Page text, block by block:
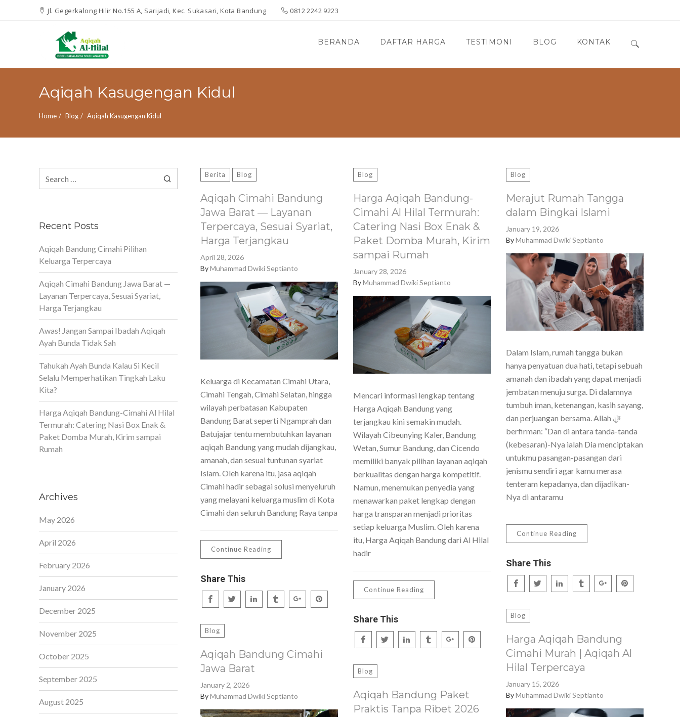
Jl. Gegerkalong Hilir No.155 A, Sarijadi, Kec. Sukasari, Kota Bandung 0812 2242 9223
BERANDA DAFTAR HARGA TESTIMONI BLOG KONTAK
Aqiqah Kasugengan Kidul
Home Blog Aqiqah Kasugengan Kidul
Berita Blog
Aqiqah Cimahi Bandung
Jawa Barat — Layanan
Terpercaya, Sesuai Syariat,
Harga Terjangkau
April 28, 2026
ByMuhammad Dwiki Septianto
Keluarga di Kecamatan Cimahi Utara,
Cimahi Tengah, Cimahi Selatan, hingga
wilayah perbatasan Kabupaten
Bandung Barat seperti Ngamprah dan
Batujajar tentu membutuhkan layanan
aqiqah Bandung yang mudah dijangkau,
amanah, dan sesuai tuntunan syariat
Islam. Oleh karena itu, jasa aqiqah
Cimahi hadir sebagai solusi menyeluruh
yang melayani keluarga muslim di Kota
Cimahi dan seluruh Bandung Raya tanpa
Continue Reading
Share This
Blog
Harga Aqiqah Bandung-
Cimahi Al Hilal Termurah:
Catering Nasi Box Enak &
Paket Domba Murah, Kirim
sampai Rumah
January 28, 2026
ByMuhammad Dwiki Septianto
Mencari informasi lengkap tentang
Harga Aqiqah Bandung yang
terjangkau kini semakin mudah.
Wilayah Cibeunying Kaler, Bandung
Wetan, Sumur Bandung, dan Cicendo
memiliki banyak pilihan layanan aqiqah
berkualitas dengan harga kompetitif.
Namun, menemukan penyedia yang
menawarkan paket lengkap dengan
harga transparan menjadi prioritas
setiap keluarga Muslim. Oleh karena
itu, Harga Aqiqah Bandung dari Al Hilal
hadir
Continue Reading
Share This
Blog
Merajut Rumah Tangga
dalam Bingkai Islami
January 19, 2026
ByMuhammad Dwiki Septianto
Dalam Islam, rumah tangga bukan
hanya penyatuan dua hati, tetapi sebuah
amanah dan ibadah yang dapat menjadi
jembatan menuju surga. Di dalamnya
tumbuh iman, ketenangan, kasih sayang,
dan perjuangan bersama. Allah ﷻ
berfirman: “Dan di antara tanda-tanda
(kebesaran)-Nya ialah Dia menciptakan
untukmu pasangan-pasangan dari
jenismu sendiri agar kamu merasa
tenteram kepadanya, dan dijadikan-
Nya di antaramu
Continue Reading
Share This
Blog
Harga Aqiqah Bandung
Cimahi Murah | Aqiqah Al
Hilal Terpercaya
January 15, 2026
ByMuhammad Dwiki Septianto
Blog
Aqiqah Bandung Cimahi
Jawa Barat
January 2, 2026
ByMuhammad Dwiki Septianto
Blog
Aqiqah Bandung Paket
Praktis Tanpa Ribet 2026
for:
Recent Posts
Aqiqah Bandung Cimahi Pilihan
Keluarga Terpercaya
Aqiqah Cimahi Bandung Jawa Barat —
Layanan Terpercaya, Sesuai Syariat,
Harga Terjangkau
Awas! Jangan Sampai Ibadah Aqiqah
Ayah Bunda Tidak Sah
Tahukah Ayah Bunda Kalau Si Kecil
Selalu Memperhatikan Tingkah Laku
Kita?
Harga Aqiqah Bandung-Cimahi Al Hilal
Termurah: Catering Nasi Box Enak &
Paket Domba Murah, Kirim sampai
Rumah
Archives
May 2026
April 2026
February 2026
January 2026
December 2025
November 2025
October 2025
September 2025
August 2025